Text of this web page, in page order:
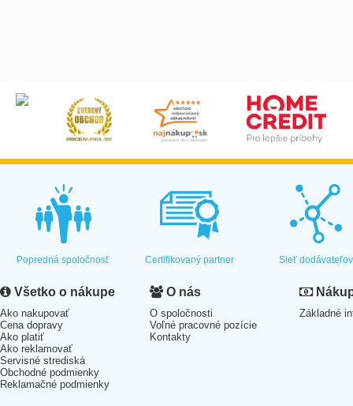
Popredná spoločnosť Certifikovaný partner Sieť dodávateľov
Všetko o nákupe
Ako nakupovať
Cena dopravy
Ako platiť
Ako reklamovať
Servisné strediská
Obchodné podmienky
Reklamačné podmienky
O nás
O spoločnosti
Voľné pracovné pozície
Kontakty
Základné